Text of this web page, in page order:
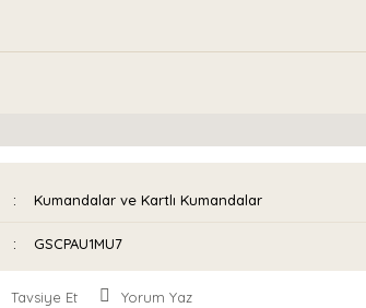
Kumandalar ve Kartlı Kumandalar
GSCPAU1MU7
Tavsiye Et Yorum Yaz